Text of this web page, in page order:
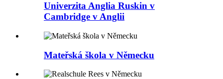
Univerzita Anglia Ruskin v
Cambridge v Anglii
Mateřská škola v Německu